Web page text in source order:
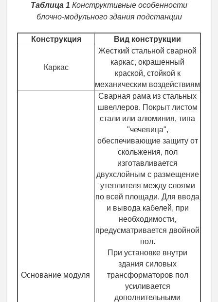
Таблица 1 Конструктивные особенности
блочно-модульного здания подстанции
Конструкция Вид конструкции
Каркас
Жесткий стальной сварной
каркас, окрашенный
краской, стойкой к
механическим воздействиям
Основание модуля
Сварная рама из стальных
швеллеров. Покрыт листом
стали или алюминия, типа
"чечевица",
обеспечивающие защиту от
скольжения, пол
изготавливается
двухслойным с размещение
утеплителя между слоями
по всей площади. Для ввода
и вывода кабелей, при
необходимости,
предусматривается двойной
пол.
При установке внутри
здания силовых
трансформаторов пол
усиливается
дополнительными